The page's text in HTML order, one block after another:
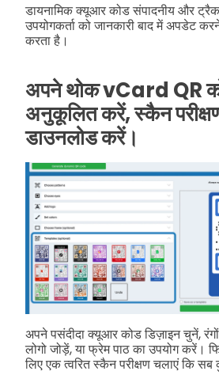
डायनामिक क्यूआर कोड संपादनीय और
उपयोगकर्ता को जानकारी बाद में अपडेट
करता है।
अपने थोक vCard QR
अनुकूलित करें, स्कैन
डाउनलोड करें।
अपने पसंदीदा क्यूआर कोड डिज़ाइन चुनें,
लोगो जोड़ें, या फ्रेम पाठ का उपयोग करें।
लिए एक त्वरित स्कैन परीक्षण चलाएं कि